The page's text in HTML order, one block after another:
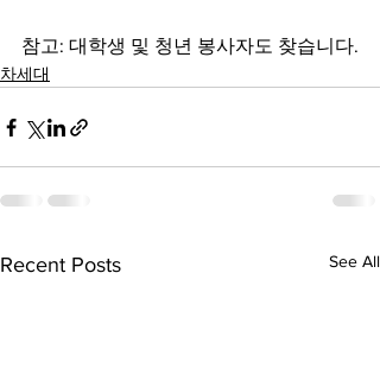
참고: 대학생 및 청년 봉사자도 찾습니다.
차세대
Recent Posts See All